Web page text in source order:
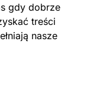
gdy dobrze
treści
nasze